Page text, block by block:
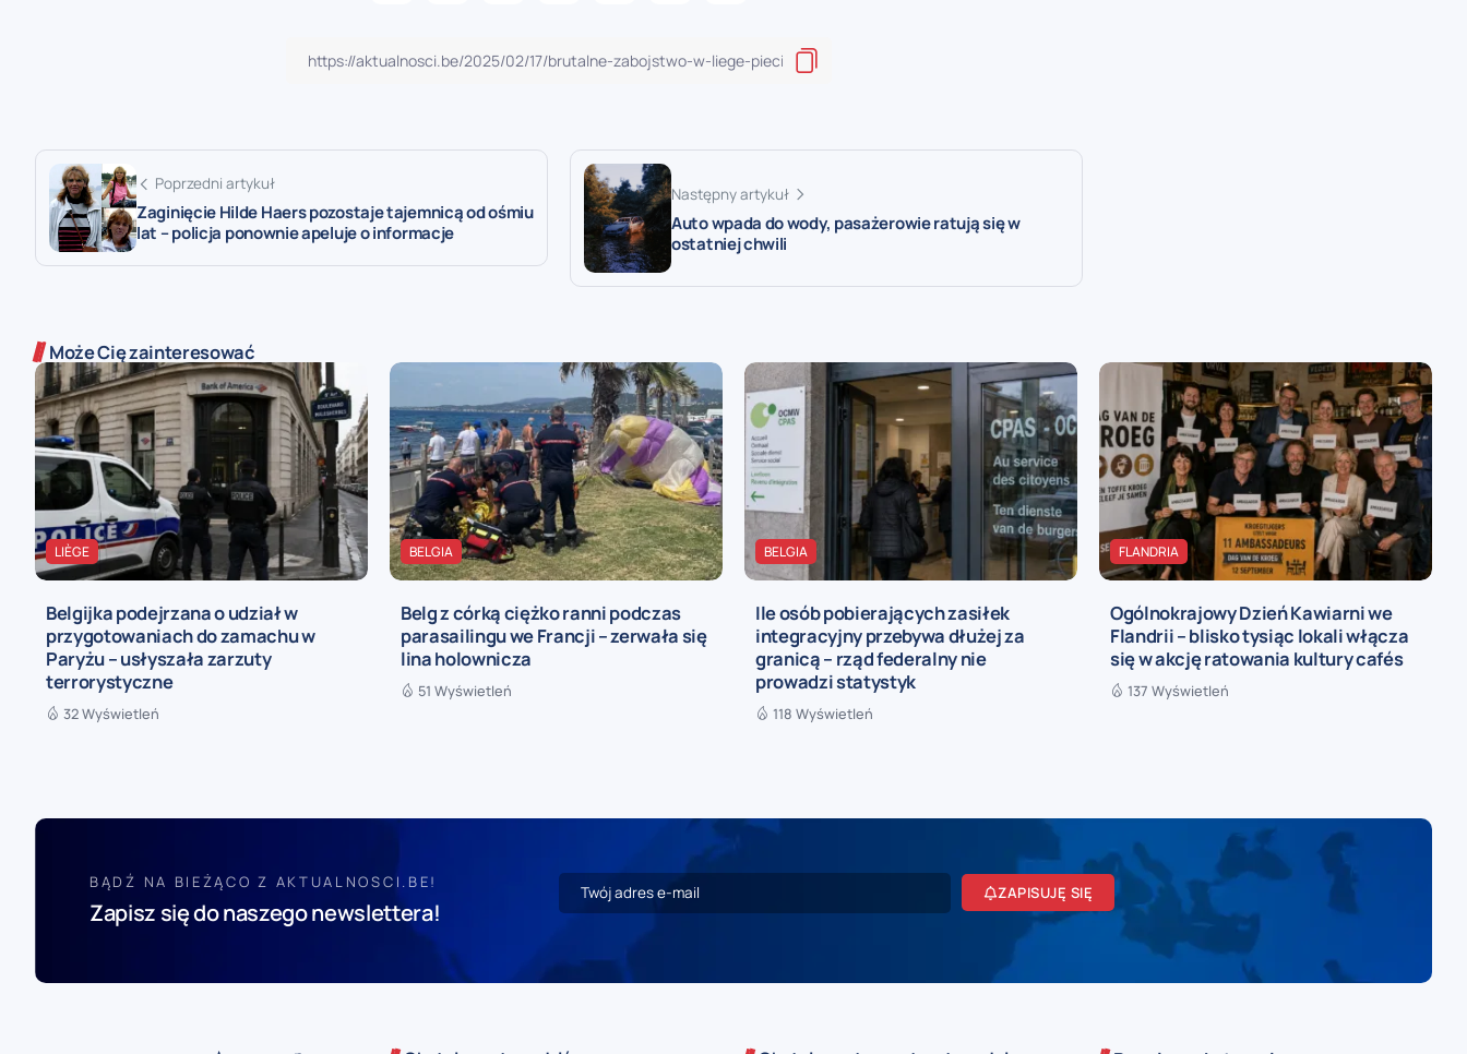
Poprzedni artykuł
Zaginięcie Hilde Haers pozostaje tajemnicą od ośmiu
lat – policja ponownie apeluje o informacje
Następny artykuł
Auto wpada do wody, pasażerowie ratują się w
ostatniej chwili
Może Cię zainteresować
LIÈGE
Belgijka podejrzana o udział w
przygotowaniach do zamachu w
Paryżu – usłyszała zarzuty
terrorystyczne
32 Wyświetleń
BELGIA
Belg z córką ciężko ranni podczas
parasailingu we Francji – zerwała się
lina holownicza
51 Wyświetleń
BELGIA
Ile osób pobierających zasiłek
integracyjny przebywa dłużej za
granicą – rząd federalny nie
prowadzi statystyk
118 Wyświetleń
FLANDRIA
Ogólnokrajowy Dzień Kawiarni we
Flandrii – blisko tysiąc lokali włącza
się w akcję ratowania kultury cafés
137 Wyświetleń
BĄDŹ NA BIEŻĄCO Z AKTUALNOSCI.BE!
Zapisz się do naszego newslettera!
ZAPISUJĘ SIĘ